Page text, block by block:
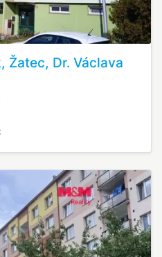
Žatec, Dr. Václava